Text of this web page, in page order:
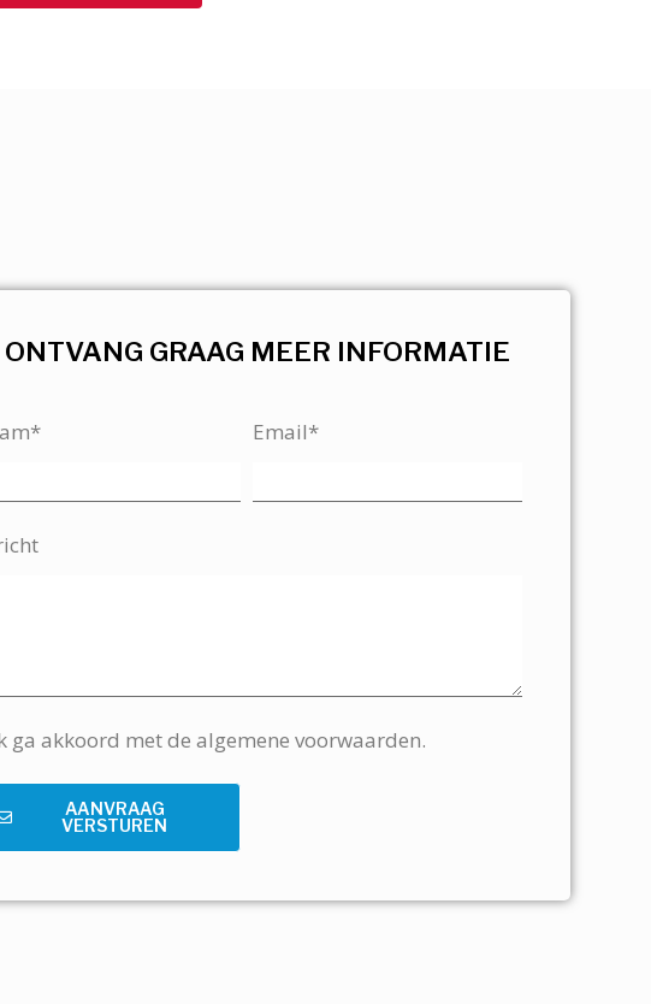
ONTVANG GRAAG MEER INFORMATIE
Email*
ga akkoord met de algemene voorwaarden.
AANVRAAG
VERSTUREN